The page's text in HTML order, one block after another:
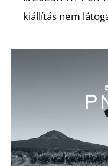
kiállítás nem